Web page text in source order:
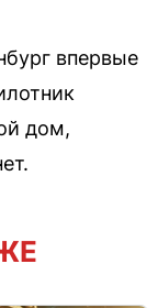
впервые
дом,